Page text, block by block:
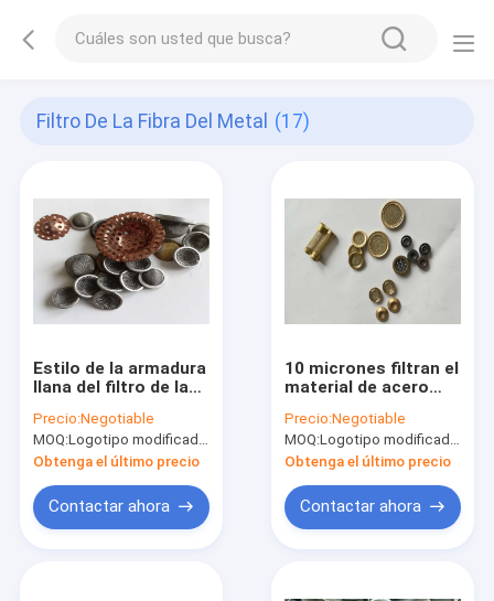
Filtro De La Fibra Del Metal (17)
Estilo de la armadura
llana del filtro de la
Hastelloy con la
malla 1-635
Precio:Negotiable
MOQ:Logotipo modificado para requisitos particulares (Min. Order: 300 pedazos) del empaquetado modificad
Obtenga el último precio
Contactar ahora
10 micrones filtran el
material de acero
0.8 milímetros de
grueso
Precio:Negotiable
MOQ:Logotipo modificado para requisitos particulares (Min. Order: 300 pedazos) del empaquetado modificad
Obtenga el último precio
Contactar ahora